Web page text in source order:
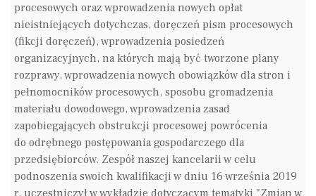
procesowych oraz wprowadzenia nowych opłat
nieistniejących dotychczas, doręczeń pism procesowych
(fikcji doręczeń), wprowadzenia posiedzeń
organizacyjnych, na których mają być tworzone plany
rozprawy, wprowadzenia nowych obowiązków dla stron i
pełnomocników procesowych, sposobu gromadzenia
materiału dowodowego, wprowadzenia zasad
zapobiegających obstrukcji procesowej powrócenia
do odrębnego postępowania gospodarczego dla
przedsiębiorców. Zespół naszej kancelarii w celu
podnoszenia swoich kwalifikacji w dniu 16 września 2019
r. uczestniczył w wykładzie dotyczącym tematyki "Zmian w